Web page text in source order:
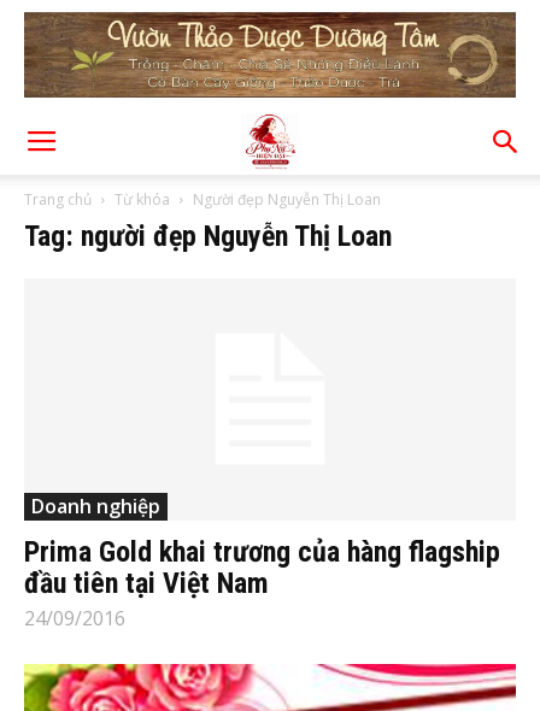
Trang chủ Từ khóa Người đẹp Nguyễn Thị Loan
Tag: người đẹp Nguyễn Thị Loan
Doanh nghiệp
Prima Gold khai trương của hàng flagship
đầu tiên tại Việt Nam
24/09/2016